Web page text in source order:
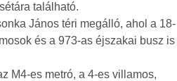
található.
János téri megálló, ahol a 18-
és a 973-as éjszakai busz is
M4-es metró, a 4-es villamos,